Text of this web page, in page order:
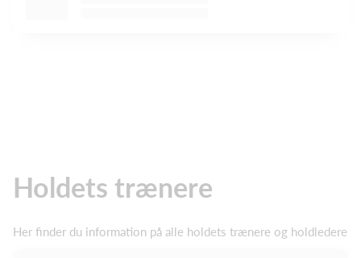
Holdets trænere
Her finder du information på alle holdets trænere og holdledere